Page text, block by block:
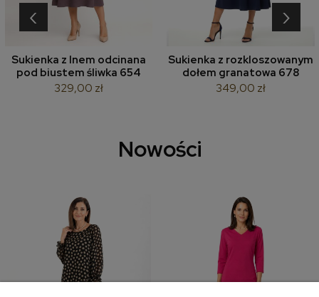
Sukienka z lnem odcinana
pod biustem śliwka 654
329,00 zł
Sukienka z rozkloszowanym
dołem granatowa 678
349,00 zł
‹ ›
Nowości